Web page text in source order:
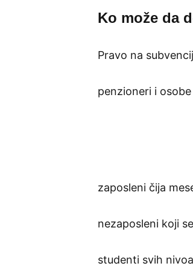
Ko može da
Pravo na
penzioneri i
zaposleni čija
nezaposleni koji
studenti svih